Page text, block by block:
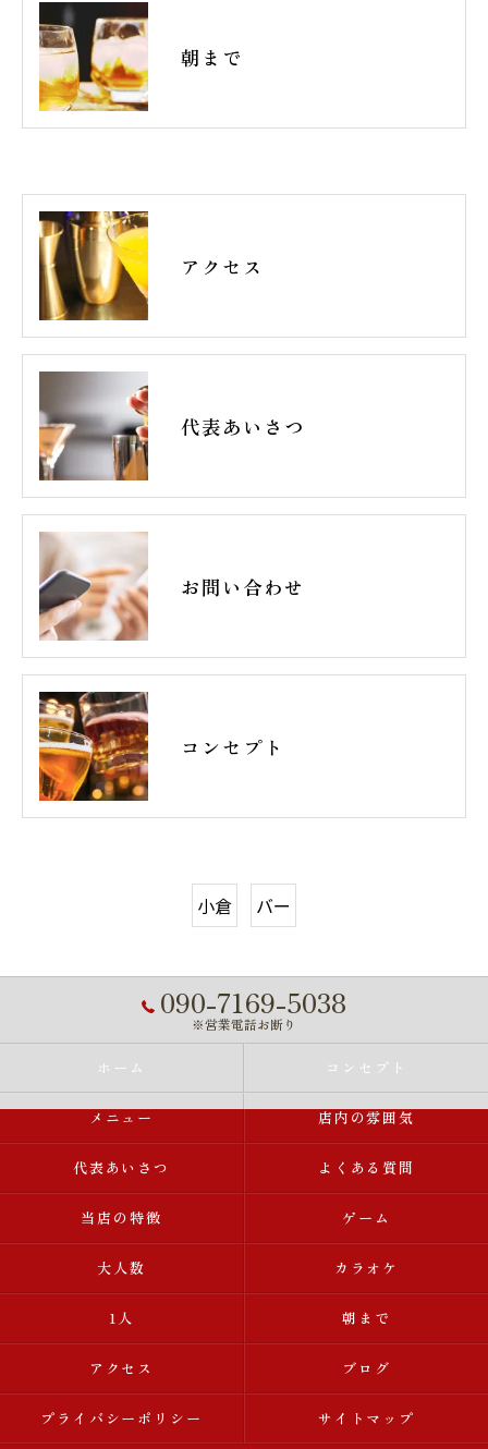
朝まで
アクセス
代表あいさつ
お問い合わせ
コンセプト
小倉 バー
090-7169-5038
※営業電話お断り
ホーム コンセプト
メニュー 店内の雰囲気
代表あいさつ よくある質問
当店の特徴 ゲーム
大人数 カラオケ
1人 朝まで
アクセス ブログ
プライバシーポリシー サイトマップ